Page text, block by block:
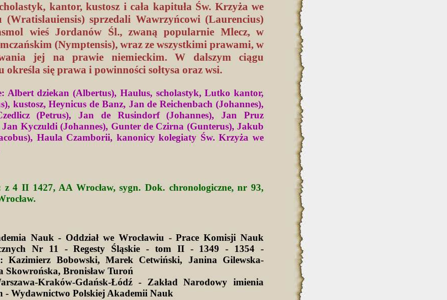
kantor, kustosz i cała kapituła Św. Krzyża we
(Wratislauiensis) sprzedali Wawrzyńcowi (Laurencius)
wieś Jordanów Śl., zwaną popularnie Mlecz, w
(Nymptensis), wraz ze wszystkimi prawami, w
jej na prawie niemieckim. W dalszym ciągu
określa się prawa i powinności sołtysa oraz wsi.
Albert dziekan (Albertus), Haulus, scholastyk, Lutko kantor,
kustosz, Heynicus de Banz, Jan de Reichenbach (Johannes),
(Petrus), Jan de Rusindorf (Johannes), Jan Pruz
Jan Kyczuldi (Johannes), Gunter de Czirna (Gunterus), Jakub
Haula Czamborii, kanonicy kolegiaty Św. Krzyża we
z 4 II 1427, AA Wrocław, sygn. Dok. chronologiczne, nr 93,
Nauk - Oddział we Wrocławiu - Prace Komisji Nauk
Nr 11 - Regesty Śląskie - tom II - 1349 - 1354 -
Kazimierz Bobowski, Marek Cetwiński, Janina Gilewska-
Skowrońska, Bronisław Turoń
Kraków-Gdańsk-Łódź - Zakład Narodowy imienia
- Wydawnictwo Polskiej Akademii Nauk